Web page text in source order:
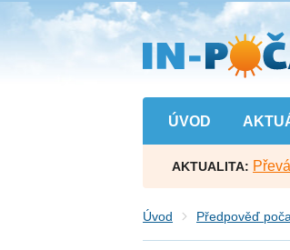
Přejít
na
hlavní
obsah
ÚVOD
AKTUALITA:
Úvod Předpověď